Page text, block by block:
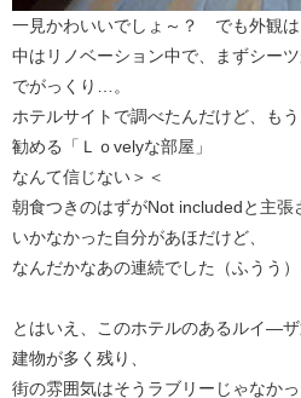
一見かわいいでしょ～？ でも外観は
中はリノベーション中で、まずシー
でがっくり…。
ホテルサイトで調べたんだけど、も
勧める「Ｌｏvelyな部屋」
なんて信じない＞＜
朝食つきのはずがNot includedと主張
いかなかった自分があほだけど、
なんだかなあの連続でした（ふうう）
とはいえ、このホテルのあるルイ―
建物が多く残り、
街の雰囲気はそうラブリーじゃなか